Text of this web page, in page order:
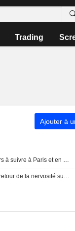
Trading
Ajouter à
Les valeurs à suivre à Paris et en Europe
Marchés: retour de la nervosité sur le Moyen-Orient, records en Europe